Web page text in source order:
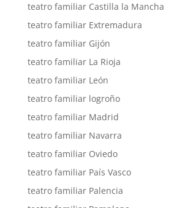
teatro familiar Castilla la Mancha
teatro familiar Extremadura
teatro familiar Gijón
teatro familiar La Rioja
teatro familiar León
teatro familiar logroño
teatro familiar Madrid
teatro familiar Navarra
teatro familiar Oviedo
teatro familiar País Vasco
teatro familiar Palencia